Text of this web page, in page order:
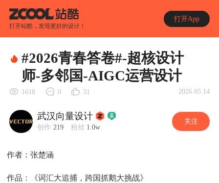
打开站酷，发现更好的设计！
打开App
#2026青春答卷#-超核设计
师-多邻国-AIGC运营设计
1618 0 31 2026.05.14
武汉向量设计
创作 219 粉丝 1.0w
关注
作者：张楚涵
作品：《词汇大追捕，跨国抓鹅大挑战》